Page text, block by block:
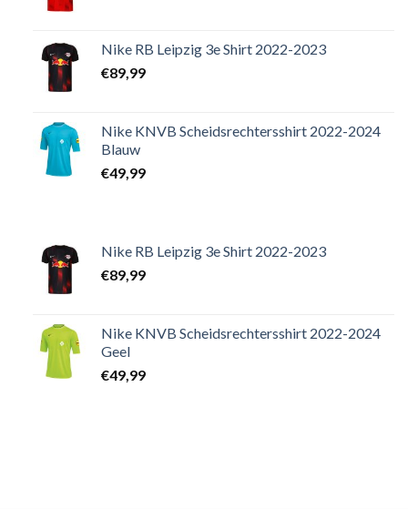
Nike RB Leipzig 3e Shirt 2022-2023
€89,99
Nike KNVB Scheidsrechtersshirt 2022-2024
Blauw
€49,99
Nike RB Leipzig 3e Shirt 2022-2023
€89,99
Nike KNVB Scheidsrechtersshirt 2022-2024
Geel
€49,99